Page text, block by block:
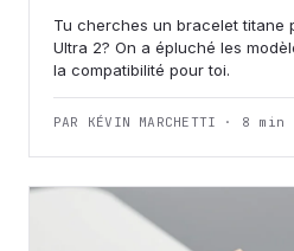
Tu cherches un bracelet titane
Ultra 2? On a épluché les
la compatibilité pour toi.
PAR KÉVIN MARCHETTI · 8 min